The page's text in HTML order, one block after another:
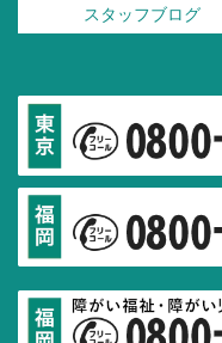
スタッフブログ